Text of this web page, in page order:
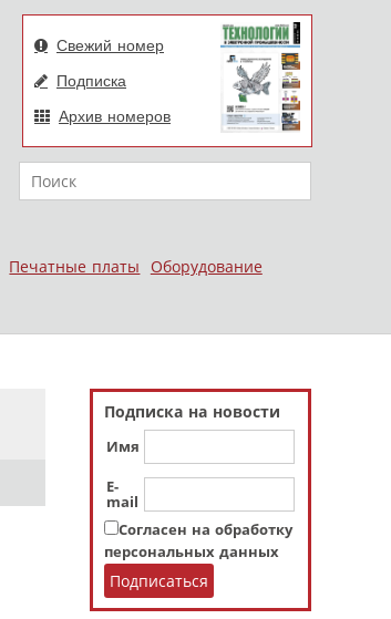
Свежий номер
Подписка
Архив номеров
Поиск
Печатные платы
Оборудование
Подписка на новости
Имя
E-
mail
Согласен на обработку
персональных данных